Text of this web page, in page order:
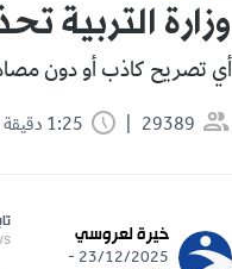
وزارة التربية
أي تصريح كاذب أو دون
29389
خيرة لعروسي
23/12/2025 -